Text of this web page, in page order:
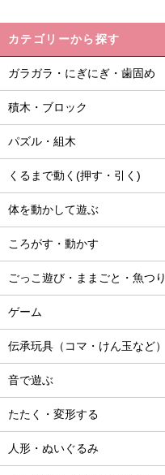
カテゴリーから探す
ガラガラ・にぎにぎ・歯固め
積木・ブロック
パズル・組木
くるまで動く(押す・引く)
体を動かして遊ぶ
ころがす・動かす
ごっこ遊び・ままごと・魚つり
ゲーム
伝承玩具（コマ・けん玉など）
音で遊ぶ
たたく・変形する
人形・ぬいぐるみ